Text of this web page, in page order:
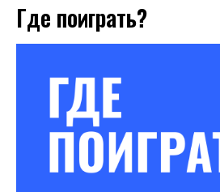
Где поиграть?